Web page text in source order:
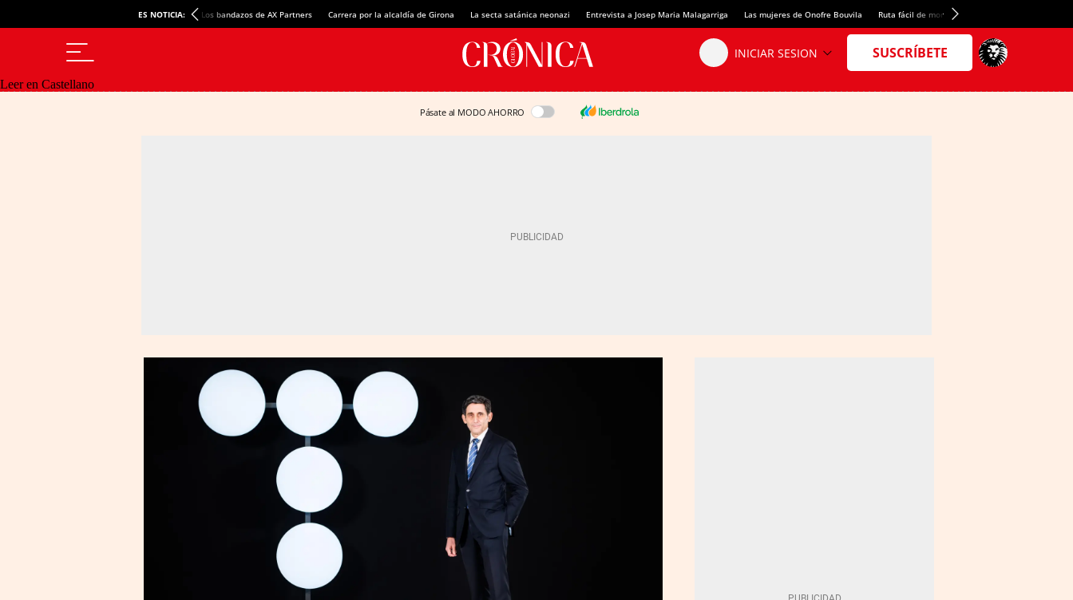
ES NOTICIA: Los bandazos de AX Partners Carrera por la alcaldía de Girona La secta satánica neonazi Entrevista a Josep Maria Malagarriga Las mujeres de Onofre Bouvila Ruta fácil de montaña
Leer en Castellano
Pásate al MODO AHORRO